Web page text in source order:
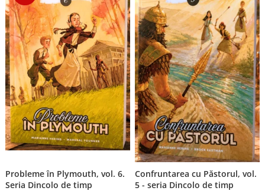
Probleme în Plymouth, vol. 6.
Seria Dincolo de timp
Confruntarea cu Păstorul, vol.
5 - seria Dincolo de timp